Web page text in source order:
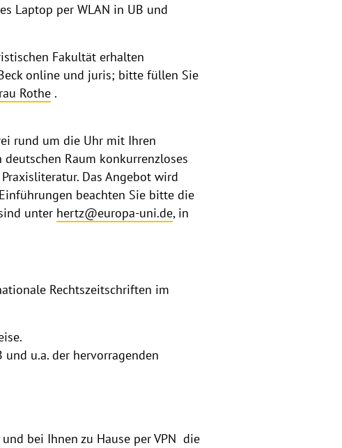
Laptop per WLAN in UB und
Fakultät erhalten
online und juris; bitte füllen Sie
Rothe .
rund um die Uhr mit Ihren
Raum konkurrenzloses
Das Angebot wird
beachten Sie bitte die
unter hertz@europa-uni.de, in
Rechtszeitschriften im
u.a. der hervorragenden
bei Ihnen zu Hause per VPN die